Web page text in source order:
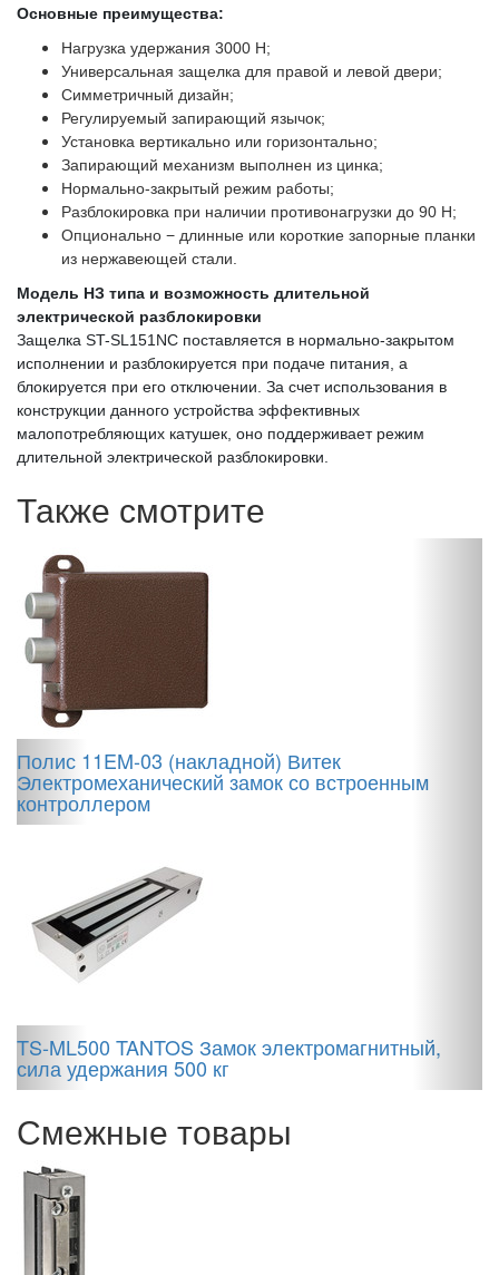
Основные преимущества:
Нагрузка удержания 3000 Н;
Универсальная защелка для правой и левой двери;
Симметричный дизайн;
Регулируемый запирающий язычок;
Установка вертикально или горизонтально;
Запирающий механизм выполнен из цинка;
Нормально-закрытый режим работы;
Разблокировка при наличии противонагрузки до 90 Н;
Опционально − длинные или короткие запорные планки
из нержавеющей стали.
Модель НЗ типа и возможность длительной
электрической разблокировки
Защелка ST-SL151NC поставляется в нормально-закрытом
исполнении и разблокируется при подаче питания, а
блокируется при его отключении. За счет использования в
конструкции данного устройства эффективных
малопотребляющих катушек, оно поддерживает режим
длительной электрической разблокировки.
Также смотрите
Полис 11EM-03 (накладной) Витек
Электромеханический замок со встроенным
контроллером
TS-ML500 TANTOS Замок электромагнитный,
сила удержания 500 кг
Смежные товары